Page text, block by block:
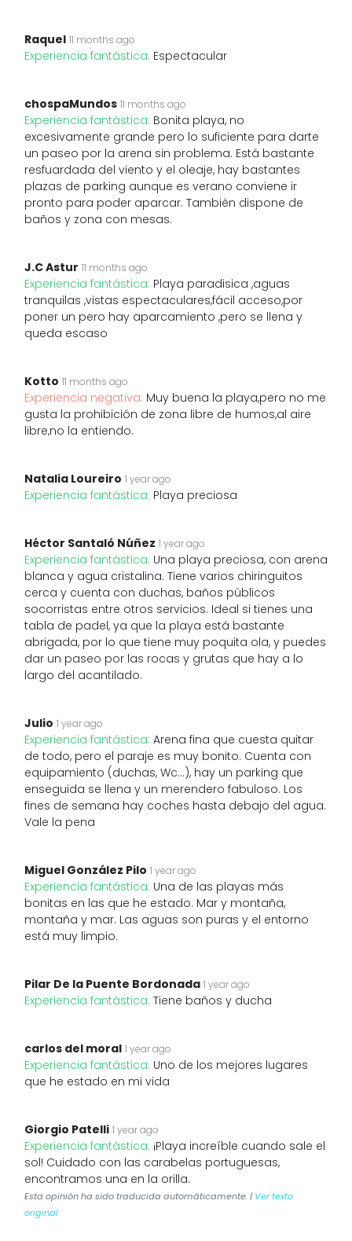
Raquel 11 months ago
Experiencia fantástica: Espectacular
chospaMundos 11 months ago
Experiencia fantástica: Bonita playa, no
excesivamente grande pero lo suficiente para darte
un paseo por la arena sin problema. Está bastante
resfuardada del viento y el oleaje, hay bastantes
plazas de parking aunque es verano conviene ir
pronto para poder aparcar. También dispone de
baños y zona con mesas.
J.C Astur 11 months ago
Experiencia fantástica: Playa paradisica ,aguas
tranquilas ,vistas espectaculares,fácil acceso,por
poner un pero hay aparcamiento ,pero se llena y
queda escaso
Kotto 11 months ago
Experiencia negativa: Muy buena la playa,pero no me
gusta la prohibición de zona libre de humos,al aire
libre,no la entiendo.
Natalia Loureiro 1 year ago
Experiencia fantástica: Playa preciosa
Héctor Santaló Núñez 1 year ago
Experiencia fantástica: Una playa preciosa, con arena
blanca y agua cristalina. Tiene varios chiringuitos
cerca y cuenta con duchas, baños públicos
socorristas entre otros servicios. Ideal si tienes una
tabla de padel, ya que la playa está bastante
abrigada, por lo que tiene muy poquita ola, y puedes
dar un paseo por las rocas y grutas que hay a lo
largo del acantilado.
Julio 1 year ago
Experiencia fantástica: Arena fina que cuesta quitar
de todo, pero el paraje es muy bonito. Cuenta con
equipamiento (duchas, Wc...), hay un parking que
enseguida se llena y un merendero fabuloso. Los
fines de semana hay coches hasta debajo del agua.
Vale la pena
Miguel González Pilo 1 year ago
Experiencia fantástica: Una de las playas más
bonitas en las que he estado. Mar y montaña,
montaña y mar. Las aguas son puras y el entorno
está muy limpio.
Pilar De la Puente Bordonada 1 year ago
Experiencia fantástica: Tiene baños y ducha
carlos del moral 1 year ago
Experiencia fantástica: Uno de los mejores lugares
que he estado en mi vida
Giorgio Patelli 1 year ago
Experiencia fantástica: ¡Playa increíble cuando sale el
sol! Cuidado con las carabelas portuguesas,
encontramos una en la orilla.
Esta opinión ha sido traducida automáticamente. | Ver texto
original